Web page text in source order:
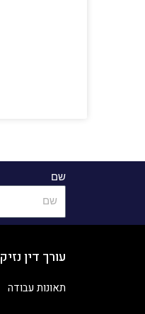
שם
עורך דין
תאונות עבודה